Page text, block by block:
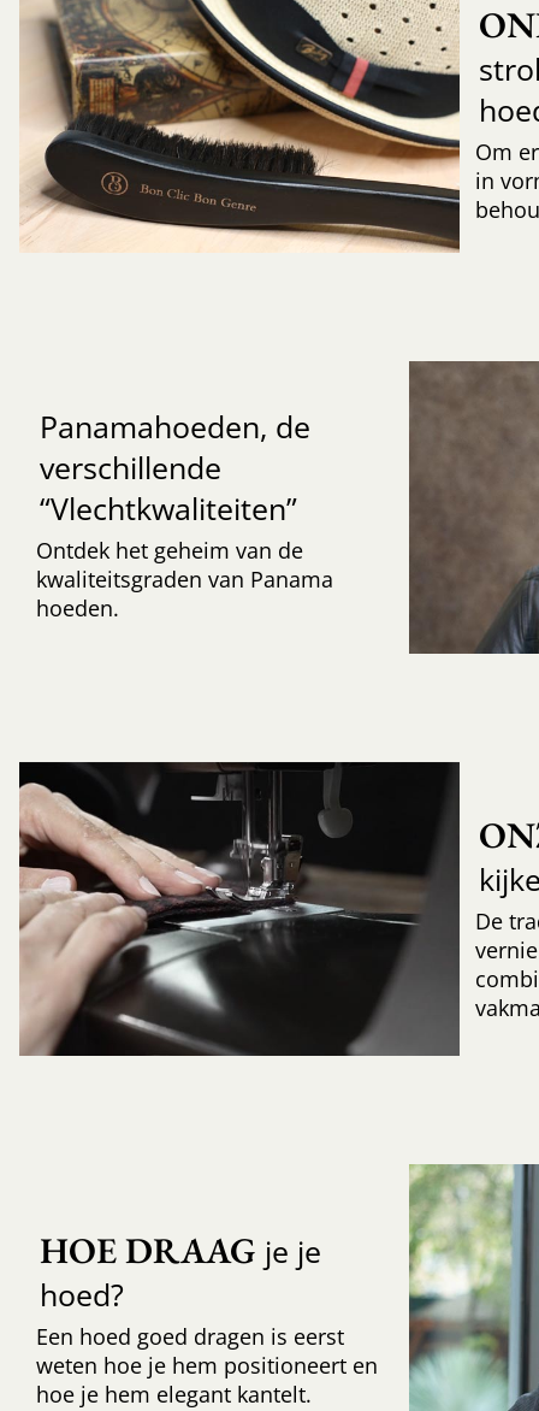
Om
in
Panamahoeden, de
verschillende
“Vlechtkwaliteiten”
Ontdek het geheim van de
kwaliteitsgraden van Panama
hoeden.
De
HOE DRAAG je je
hoed?
Een hoed goed dragen is eerst
weten hoe je hem positioneert en
hoe je hem elegant kantelt.